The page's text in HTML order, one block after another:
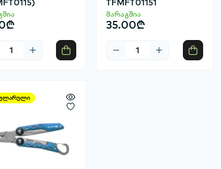
TFMFT01151
მარაგშია
35.00₾